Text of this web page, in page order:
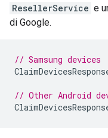
ResellerService e
di Google.
// Samsung devices
// Other Android